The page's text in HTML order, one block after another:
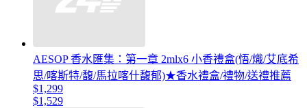
AESOP 香水匯集：第一章 2mlx6 小香禮盒(悟/熾/艾底希
思/喀斯特/馥/馬拉喀什馥郁)★香水禮盒/禮物/送禮推薦
$1,299
$1,529